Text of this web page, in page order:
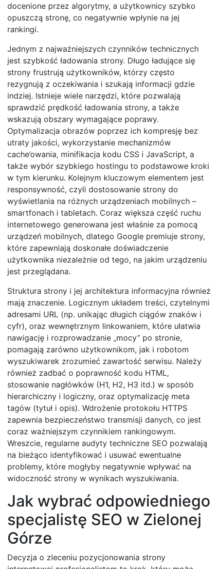
docenione przez algorytmy, a użytkownicy szybko
opuszczą stronę, co negatywnie wpłynie na jej
rankingi.
Jednym z najważniejszych czynników technicznych
jest szybkość ładowania strony. Długo ładujące się
strony frustrują użytkowników, którzy często
rezygnują z oczekiwania i szukają informacji gdzie
indziej. Istnieje wiele narzędzi, które pozwalają
sprawdzić prędkość ładowania strony, a także
wskazują obszary wymagające poprawy.
Optymalizacja obrazów poprzez ich kompresję bez
utraty jakości, wykorzystanie mechanizmów
cache’owania, minifikacja kodu CSS i JavaScript, a
także wybór szybkiego hostingu to podstawowe kroki
w tym kierunku. Kolejnym kluczowym elementem jest
responsywność, czyli dostosowanie strony do
wyświetlania na różnych urządzeniach mobilnych –
smartfonach i tabletach. Coraz większa część ruchu
internetowego generowana jest właśnie za pomocą
urządzeń mobilnych, dlatego Google premiuje strony,
które zapewniają doskonałe doświadczenie
użytkownika niezależnie od tego, na jakim urządzeniu
jest przeglądana.
Struktura strony i jej architektura informacyjna również
mają znaczenie. Logicznym układem treści, czytelnymi
adresami URL (np. unikając długich ciągów znaków i
cyfr), oraz wewnętrznym linkowaniem, które ułatwia
nawigację i rozprowadzanie „mocy” po stronie,
pomagają zarówno użytkownikom, jak i robotom
wyszukiwarek zrozumieć zawartość serwisu. Należy
również zadbać o poprawność kodu HTML,
stosowanie nagłówków (H1, H2, H3 itd.) w sposób
hierarchiczny i logiczny, oraz optymalizację meta
tagów (tytuł i opis). Wdrożenie protokołu HTTPS
zapewnia bezpieczeństwo transmisji danych, co jest
coraz ważniejszym czynnikiem rankingowym.
Wreszcie, regularne audyty techniczne SEO pozwalają
na bieżąco identyfikować i usuwać ewentualne
problemy, które mogłyby negatywnie wpływać na
widoczność strony w wynikach wyszukiwania.
Jak wybrać odpowiedniego
specjalistę SEO w Zielonej
Górze
Decyzja o zleceniu pozycjonowania strony